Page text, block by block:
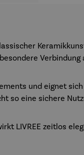
und eignet
so eine sichere
LIVREE zeitlos